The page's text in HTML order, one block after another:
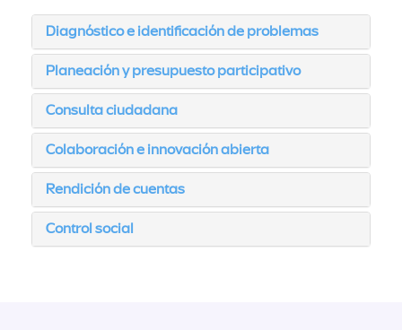
Diagnóstico e identificación de problemas
Planeación y presupuesto participativo
Consulta ciudadana
Colaboración e innovación abierta
Rendición de cuentas
Control social